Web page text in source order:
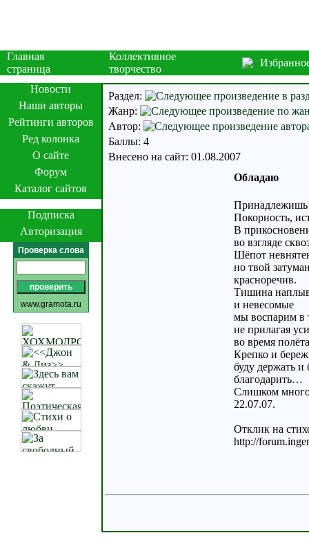
Главная
страница
Коллективное
творчество
Новости
Наши авторы
Рейтинги авторов
Ред колонка
О сайте
Форум
Каталог сайтов
Подписка
Авторизация
Проверка слова
www.gramota.ru
Раздел:
Жанр:
Автор:
Баллы: 4
Внесено на сайт: 01.08.2007
Обладаю
Покорность,
В
во взгляде
Шёпот
но твой
красноречив.
Тишина
и невесомые
мы воспарим в
не прилагая
во время
Крепко и
буду держать и
благодарить…
Слишком
22.07.07.
Отклик на
http://